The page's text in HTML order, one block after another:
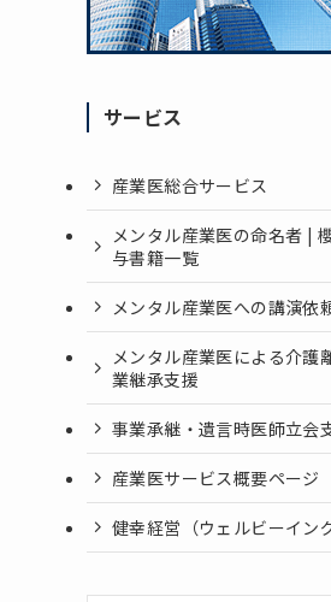
サービス
産業医総合サービス
メンタル産業医の命名者 |
与書籍一覧
メンタル産業医への講演依
メンタル産業医による介護
業継承支援
事業承継・遺言時医師立会
産業医サービス概要ページ
健幸経営（ウェルビーイン